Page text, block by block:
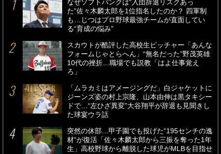
なぜソフトバンクは“入団辞退リスクあっ
た”佐々木麟太郎を1位指名したのか？ 四軍制
も…じつはプロ野球最強チームが直面してい
る“育成の悩み”
スカウトが酷評した高校生ピッチャー「あんな
フォームじゃとらへん」“無名だった”野茂英雄
10代の挫折…職場でも説教「はよ仕事覚え
ろ」
「ムラカミはアメージングだ」白ジャケットに
ジーンズ姿の村上宗隆、山本由伸は黒タキシー
ドで…“左ひざ異変”大谷翔平が辞退も見聞きし
た球宴ウラ話
突然の休部…甲子園でも投げた“195センチの逸
材”が復活「佐々木麟太郎から三振を奪った1年
生」高校野球から離脱した球児がMLBを目指せ